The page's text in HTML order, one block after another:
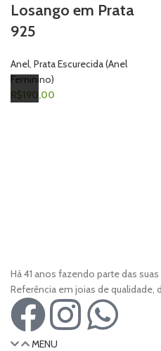
Losango em Prata
925
Anel, Prata Escurecida (Anel
Feminino)
R$190,00
Há 41 anos fazendo parte das
Referência em joias de qualidade,
MENU